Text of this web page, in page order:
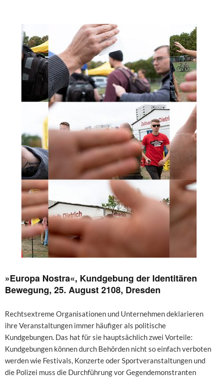
»Europa Nostra«, Kundgebung der Identitären
Bewegung, 25. August 2108, Dresden
Rechtsextreme Organisationen und Unternehmen deklarieren
ihre Veranstaltungen immer häufiger als politische
Kundgebungen. Das hat für sie hauptsächlich zwei Vorteile:
Kundgebungen können durch Behörden nicht so einfach verboten
werden wie Festivals, Konzerte oder Sportveranstaltungen und
die Polizei muss die Durchführung vor Gegendemonstranten